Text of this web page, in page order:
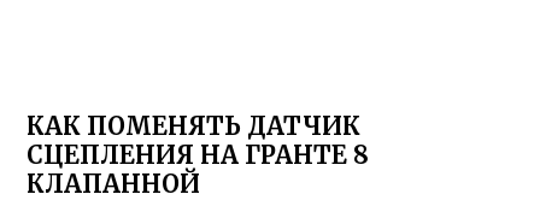
КАК ПОМЕНЯТЬ ДАТЧИК
СЦЕПЛЕНИЯ НА ГРАНТЕ 8
КЛАПАННОЙ